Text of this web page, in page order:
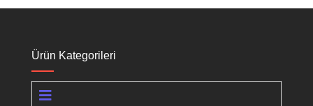
Ürün Kategorileri